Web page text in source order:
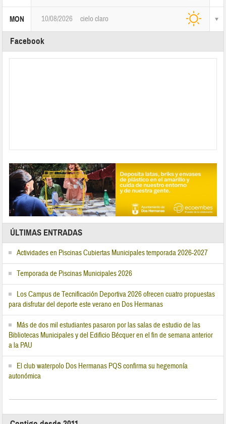
MON 10/08/2026 cielo claro
Facebook
ÚLTIMAS ENTRADAS
Actividades en Piscinas Cubiertas Municipales temporada 2026-2027
Temporada de Piscinas Municipales 2026
Los Campus de Tecnificación Deportiva 2026 ofrecen cuatro propuestas
para disfrutar del deporte este verano en Dos Hermanas
Más de dos mil estudiantes pasaron por las salas de estudio de las
Bibliotecas Municipales y del Edificio Bécquer en el fin de semana anterior
a la PAU
El club waterpolo Dos Hermanas PQS confirma su hegemonía
autonómica